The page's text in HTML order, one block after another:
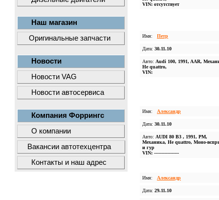
Наш магазин
Оригинальные запчасти
Новости
Новости VAG
Новости автосервиса
Компания Форрингс
О компании
Вакансии автотехцентра
Контакты и наш адрес
VIN: отсутствует
Имя: Петр
Дата: 30.11.10
Авто: Audi 100, 1991, AAR,
Не quattro,
VIN:
Имя: Александр
Дата: 30.11.10
Авто: AUDI 80 B3 , 1991, PM,
Механика, Не quattro, Моно-
и гур
VIN: -----------------
Имя: Александр
Дата: 29.11.10